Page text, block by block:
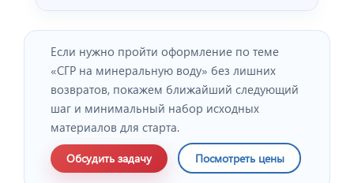
Если нужно пройти оформление по теме
«CГР на минеральную воду» без лишних
возвратов, покажем ближайший следующий
шаг и минимальный набор исходных
материалов для старта.
Обсудить задачу Посмотреть цены